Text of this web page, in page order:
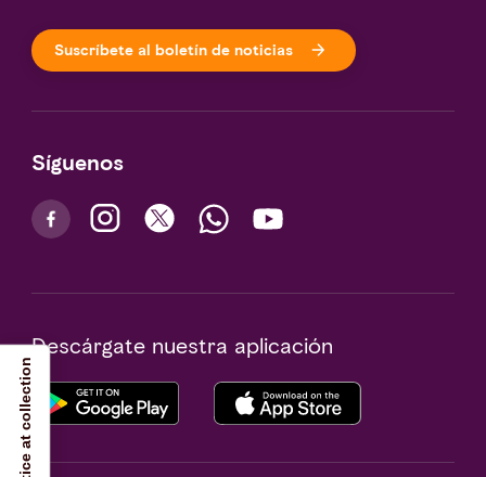
Suscríbete al boletín de noticias
Síguenos
Descárgate nuestra aplicación
Notice at collection